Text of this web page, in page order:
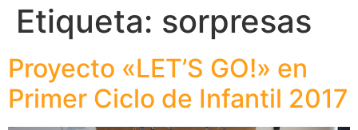
Etiqueta: sorpresas
Proyecto «LET’S GO!» en
Primer Ciclo de Infantil 2017